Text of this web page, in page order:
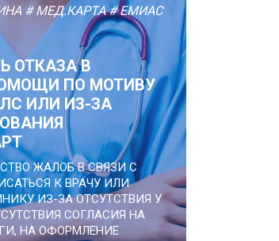
# МЕД.КАРТА # ЕМИАС
ОТКАЗА В
ПО МОТИВУ
ИЛИ ИЗ-ЗА
ЖАЛОБ В СВЯЗИ С
К ВРАЧУ ИЛИ
ИЗ-ЗА ОТСУТСТВИЯ У
СОГЛАСИЯ НА
НА ОФОРМЛЕНИЕ